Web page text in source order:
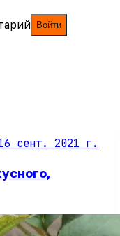
Войти
сент. 2021 г.